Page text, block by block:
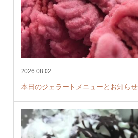
2026.08.02
本日のジェラートメニューとお知らせ